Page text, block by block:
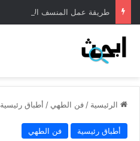
طريقة عمل المنسف الاردني
الرئيسية / فن الطهي / أطباق رئيسية
أطباق رئيسية فن الطهي